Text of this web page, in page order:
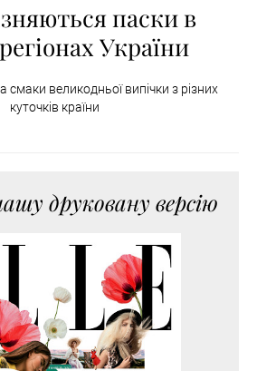
паски в
України
смаки великодньої випічки з різних
куточків країни
друковану версію